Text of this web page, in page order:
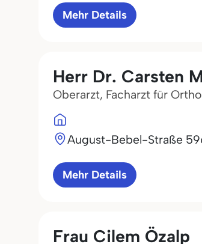
Mehr Details
Herr Dr. Carsten
Oberarzt, Facharzt für
August-Bebel-Straße 59
Mehr Details
Frau Cilem Özalp